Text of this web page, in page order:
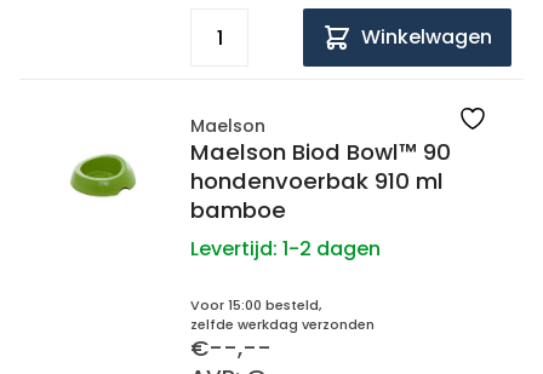
Winkelwagen
Maelson
Maelson Biod Bowl™ 90
hondenvoerbak 910 ml
bamboe
Levertijd: 1-2 dagen
Voor 15:00 besteld,
zelfde werkdag verzonden
€--,--